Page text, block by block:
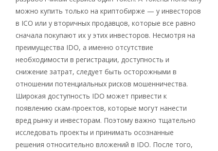
можно купить только на криптобирже — у инвесторов
в ICO или у вторичных продавцов, которые все равно
сначала покупают их у этих инвесторов. Несмотря на
преимущества IDO, а именно отсутствие
необходимости в регистрации, доступность и
снижение затрат, следует быть осторожными в
отношении потенциальных рисков мошенничества.
Широкая доступность IDO может привести к
появлению скам-проектов, которые могут нанести
вред рынку и инвесторам. Поэтому важно тщательно
исследовать проекты и принимать осознанные
решения относительно вложений в IDO. После того,